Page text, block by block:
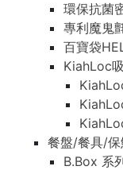
環保抗菌
專利魔鬼
百寶袋
KiahLoc
餐盤/餐具/
B.Box 系